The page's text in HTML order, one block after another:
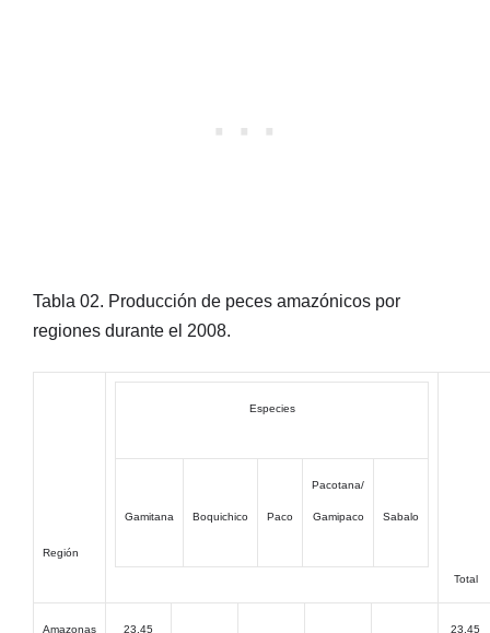
Tabla 02. Producción de peces amazónicos por
regiones durante el 2008.
Región
Especies
Gamitana Boquichico Paco
Pacotana/
Gamipaco Sabalo
Total
Amazonas 23,45 23,45